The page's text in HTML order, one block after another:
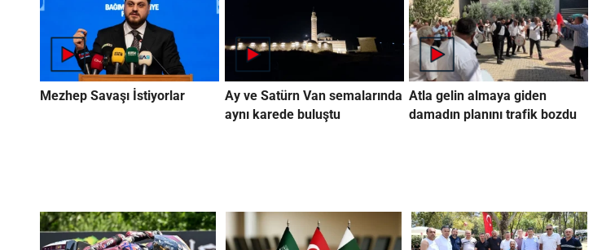
Mezhep Savaşı İstiyorlar
Ay ve Satürn Van semalarında
aynı karede buluştu
Atla gelin almaya giden
damadın planını trafik bozdu